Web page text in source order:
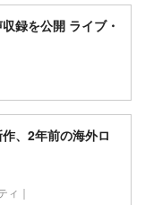
録を公開 ライブ・
、2年前の海外ロ
ィ｜